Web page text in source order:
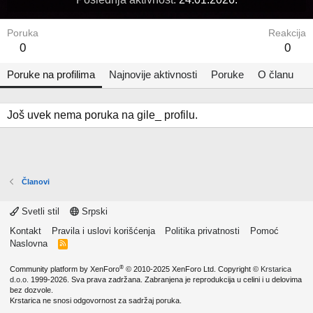
Poruka
0
Reakcija
0
Poruke na profilima Najnovije aktivnosti Poruke O članu
Još uvek nema poruka na gile_ profilu.
Članovi
Svetli stil
Srpski
Kontakt
Pravila i uslovi korišćenja Politika privatnosti
Pomoć
Naslovna
R
Community platform by XenForo® © 2010-2025 XenForo Ltd. Copyright © Krstarica
d.o.o. 1999-2026. Sva prava zadržana. Zabranjena je reprodukcija u celini i u delovima
bez dozvole.
Krstarica ne snosi odgovornost za sadržaj poruka.